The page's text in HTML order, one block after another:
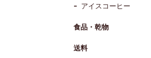
アイスコーヒー
食品・乾物
送料